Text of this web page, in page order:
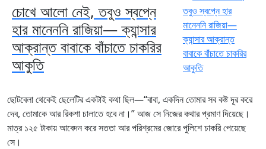
চোখে আলো নেই, তবুও স্বপ্নে
হার মানেননি রাজিয়া— ক্যান্সার
আক্রান্ত বাবাকে বাঁচাতে চাকরির
আকুতি
ছোটবেলা থেকেই ছেলেটির একটাই কথা ছিল—“বাবা, একদিন তোমার সব কষ্ট দূর করে
দেব, তোমাকে আর রিকশা চালাতে হবে না।” আজ সে নিজের কথার প্রমাণ দিয়েছে।
মাত্র ১২৫ টাকায় আবেদন করে সততা আর পরিশ্রমের জোরে পুলিশে চাকরি পেয়েছে
সে।